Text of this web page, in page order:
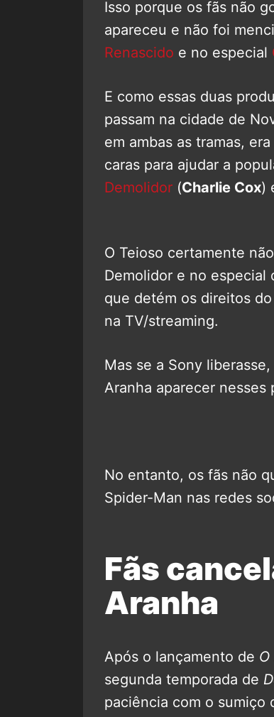
Isso porque os fãs não
apareceu e não foi
Renascido e no especial
E como essas duas
passam na cidade de
em ambas as tramas,
caras para ajudar a
Demolidor (Charlie Cox)
O Teioso certamente
Demolidor e no especial
que detém os direitos
na TV/streaming.
Mas se a Sony
Aranha aparecer
No entanto, os fãs não
Spider-Man nas redes
Fãs
Aranha
Após o lançamento de
segunda temporada de
paciência com o sumiço